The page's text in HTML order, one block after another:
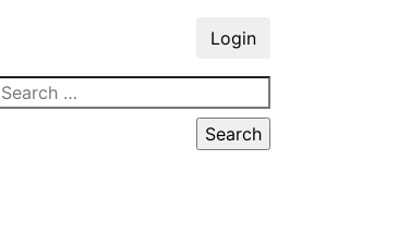
Login